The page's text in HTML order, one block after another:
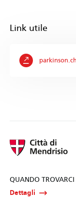
Link utile
parkinson.ch
QUANDO TROVARCI
Dettagli